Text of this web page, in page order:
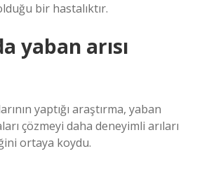
bir hastalıktır.
yaban arısı
yaptığı araştırma, yaban
çözmeyi daha deneyimli arıları
ortaya koydu.